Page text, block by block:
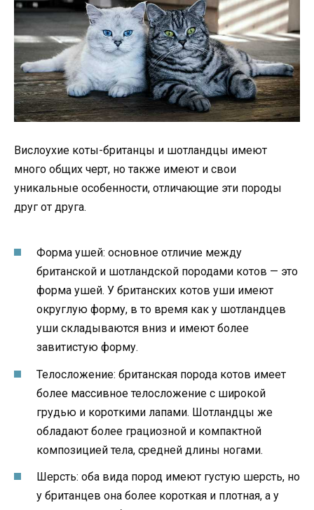
Вислоухие коты-британцы и шотландцы имеют
много общих черт, но также имеют и свои
уникальные особенности, отличающие эти породы
друг от друга.
Форма ушей: основное отличие между
британской и шотландской породами котов — это
форма ушей. У британских котов уши имеют
округлую форму, в то время как у шотландцев
уши складываются вниз и имеют более
завитистую форму.
Телосложение: британская порода котов имеет
более массивное телосложение с широкой
грудью и короткими лапами. Шотландцы же
обладают более грациозной и компактной
композицией тела, средней длины ногами.
Шерсть: оба вида пород имеют густую шерсть, но
у британцев она более короткая и плотная, а у